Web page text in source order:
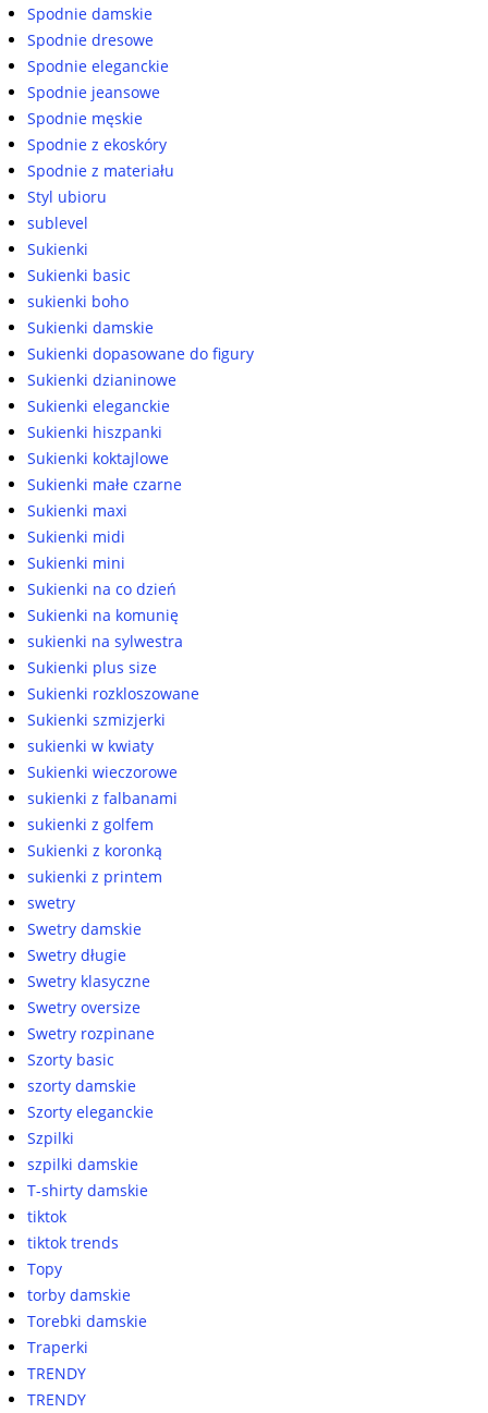
Spodnie damskie
Spodnie dresowe
Spodnie eleganckie
Spodnie jeansowe
Spodnie męskie
Spodnie z ekoskóry
Spodnie z materiału
Styl ubioru
sublevel
Sukienki
Sukienki basic
sukienki boho
Sukienki damskie
Sukienki dopasowane do figury
Sukienki dzianinowe
Sukienki eleganckie
Sukienki hiszpanki
Sukienki koktajlowe
Sukienki małe czarne
Sukienki maxi
Sukienki midi
Sukienki mini
Sukienki na co dzień
Sukienki na komunię
sukienki na sylwestra
Sukienki plus size
Sukienki rozkloszowane
Sukienki szmizjerki
sukienki w kwiaty
Sukienki wieczorowe
sukienki z falbanami
sukienki z golfem
Sukienki z koronką
sukienki z printem
swetry
Swetry damskie
Swetry długie
Swetry klasyczne
Swetry oversize
Swetry rozpinane
Szorty basic
szorty damskie
Szorty eleganckie
Szpilki
szpilki damskie
T-shirty damskie
tiktok
tiktok trends
Topy
torby damskie
Torebki damskie
Traperki
TRENDY
TRENDY